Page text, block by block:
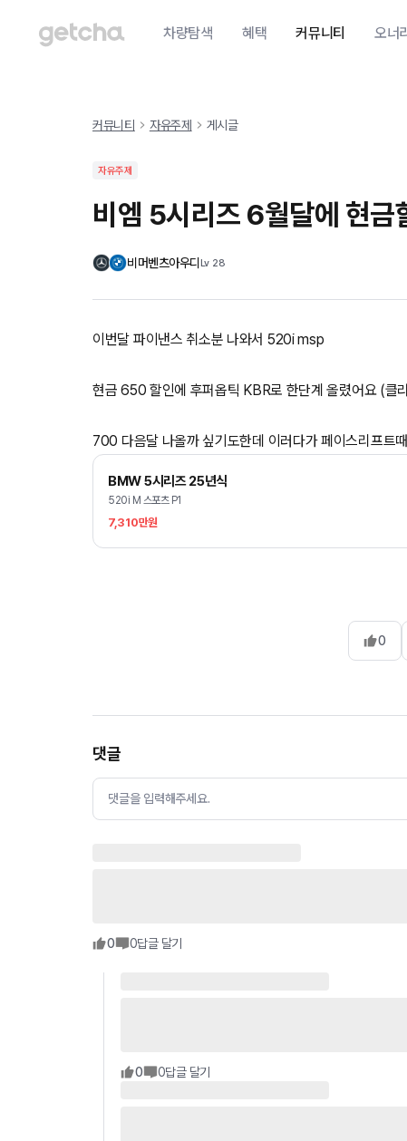
차량탐색 혜택 커뮤니티 오너
커뮤니티 자유주제 게시글
자유주제
비엠 5시리즈 6월달에 현금
비머벤츠아우디 Lv 28
이번달 파이낸스 취소분 나와서 520i msp
현금 650 할인에 후퍼옵틱 KBR로 한단계 올렸어요 (클
700 다음달 나올까 싶기도한데 이러다가 페이스리프트
BMW 5시리즈 25년식
520i M 스포츠 P1
7,310만원
0
댓글
댓글을 입력해주세요.
0 0답글 달기
0 0답글 달기